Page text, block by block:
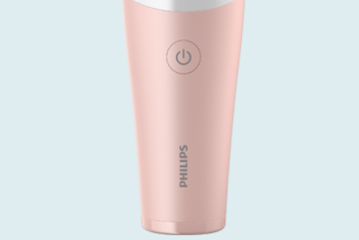
になっておりますが、この他に敏感
ネ（ニキビ・吹き出物ができやすい
タイプ用）、毛穴ディープクレンジ
が別売となっています。 ビザピュア
シリーズ替ブラシに対応。